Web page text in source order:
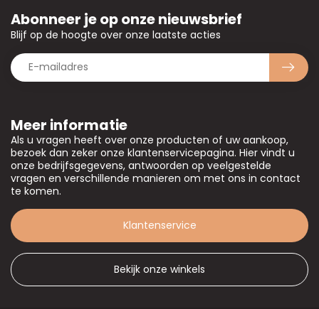
Meer informatie
Als u vragen heeft over onze producten of uw aankoop,
bezoek dan zeker onze klantenservicepagina. Hier vindt u
onze bedrijfsgegevens, antwoorden op veelgestelde
vragen en verschillende manieren om met ons in contact
te komen.
Klantenservice
Bekijk onze winkels
Abonneer je op onze nieuwsbrief
Blijf op de hoogte over onze laatste acties